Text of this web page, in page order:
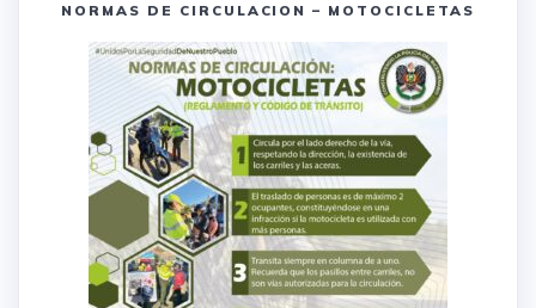
NORMAS DE CIRCULACION – MOTOCICLETAS